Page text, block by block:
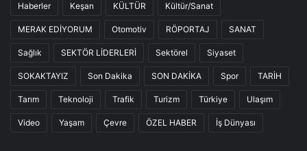
Haberler Keşan KÜLTÜR Kültür/Sanat
MERAK EDİYORUM Otomotiv RÖPORTAJ SANAT
Sağlık SEKTÖR LİDERLERİ Sektörel Siyaset
SOKAKTAYIZ Son Dakika SON DAKİKA Spor TARİH
Tarım Teknoloji Trafik Turizm Türkiye Ulaşım
Video Yaşam Çevre ÖZEL HABER İş Dünyası